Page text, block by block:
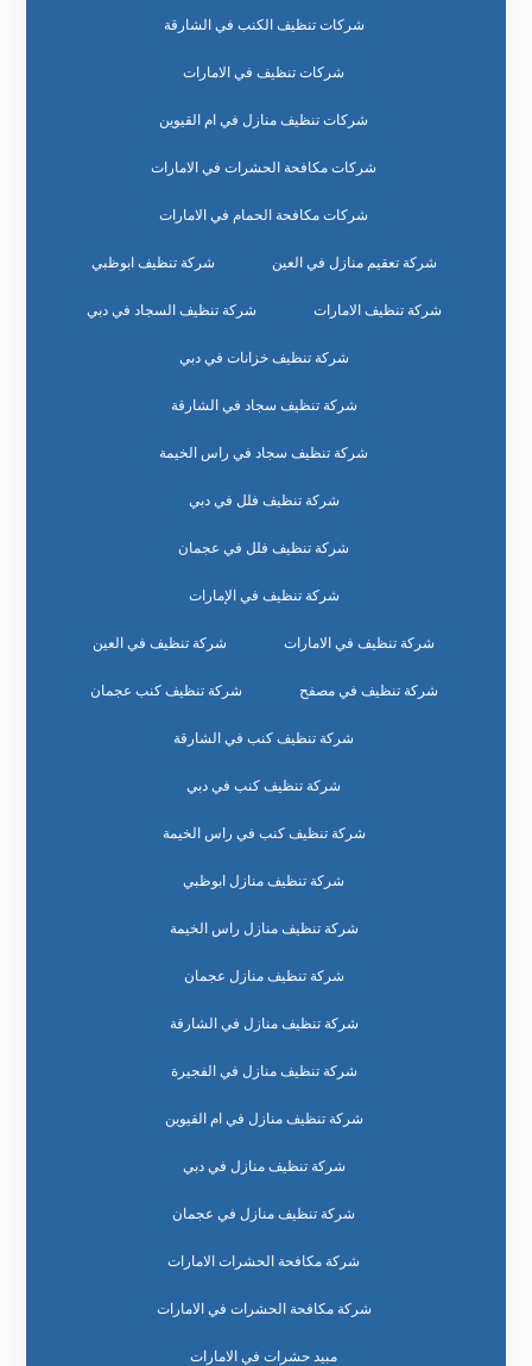
شركات تنظيف الكنب في الشارقة
شركات تنظيف في الامارات
شركات تنظيف منازل في ام القيوين
شركات مكافحة الحشرات في الامارات
شركات مكافحة الحمام في الامارات
شركة تعقيم منازل في العين شركة تنظيف ابوظبي
شركة تنظيف الامارات شركة تنظيف السجاد في دبي
شركة تنظيف خزانات في دبي
شركة تنظيف سجاد في الشارقة
شركة تنظيف سجاد في راس الخيمة
شركة تنظيف فلل في دبي
شركة تنظيف فلل في عجمان
شركة تنظيف في الإمارات
شركة تنظيف في الامارات شركة تنظيف في العين
شركة تنظيف في مصفح شركة تنظيف كنب عجمان
شركة تنظيف كنب في الشارقة
شركة تنظيف كنب في دبي
شركة تنظيف كنب في راس الخيمة
شركة تنظيف منازل ابوظبي
شركة تنظيف منازل راس الخيمة
شركة تنظيف منازل عجمان
شركة تنظيف منازل في الشارقة
شركة تنظيف منازل في الفجيرة
شركة تنظيف منازل في ام القيوين
شركة تنظيف منازل في دبي
شركة تنظيف منازل في عجمان
شركة مكافحة الحشرات الامارات
شركة مكافحة الحشرات في الامارات
مبيد حشرات في الامارات